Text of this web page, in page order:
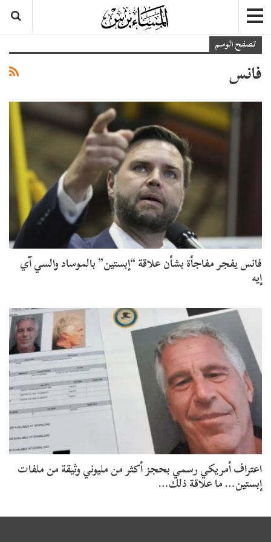
تصفح الوسم
فانس
فانس يفجر مفاجأة بشأن علاقة “إبستين” بالموساد والسي آي
إيه
اعتراف أمريكي رسمي بحجز أكثر من مليوني وثيقة من ملفات
إبستين… ما علاقة ذلك…